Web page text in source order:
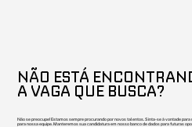
NÃO ESTÁ
A VAGA QUE BUSCA?
Não se preocupe! Estamos sempre procurando por novos talentos. Sinta-se à vontade
para nossa equipe. Manteremos sua candidatura em nosso banco de dados para futuras